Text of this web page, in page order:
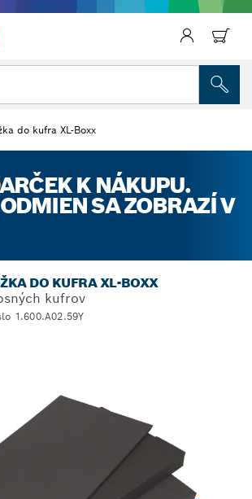
do kufra XL-Boxx
K NÁKUPU.
SA ZOBRAZÍ V
DO KUFRA XL-BOXX
kufrov
1.600.A02.59Y